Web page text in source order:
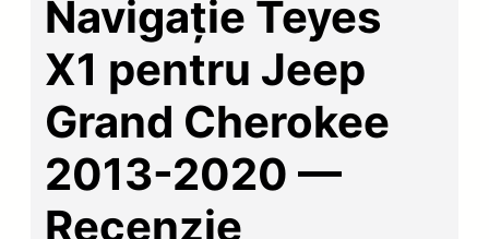
Navigație Teyes
X1 pentru Jeep
Grand Cherokee
2013-2020 —
Recenzie